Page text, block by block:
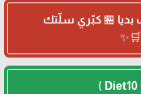
🏪 كبّري سلّتك